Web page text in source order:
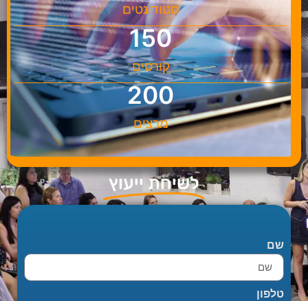
סטודונטים
קורסים
150
מרצים
200
לשיחת ייעוץ
שם
טלפון